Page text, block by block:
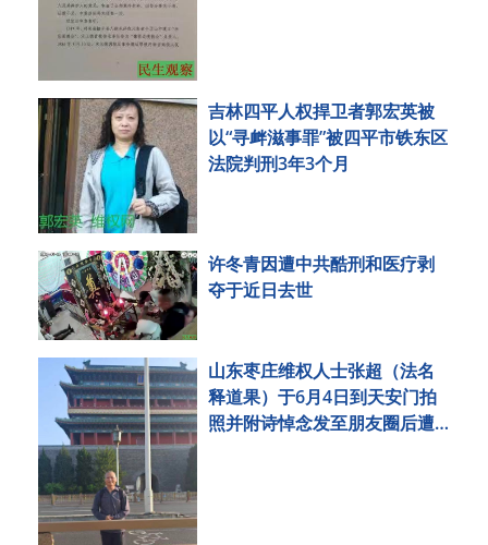
吉林四平人权捍卫者郭宏英被
以“寻衅滋事罪”被四平市铁东区
法院判刑3年3个月
许冬青因遭中共酷刑和医疗剥
夺于近日去世
山东枣庄维权人士张超（法名
释道果）于6月4日到天安门拍
照并附诗悼念发至朋友圈后遭